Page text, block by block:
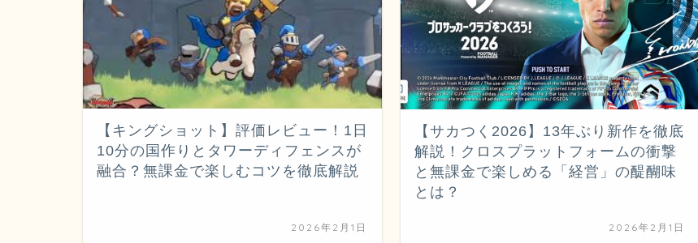
【キングショット】評価レビュー！1日
10分の国作りとタワーディフェンスが
融合？無課金で楽しむコツを徹底解説
2026年2月1日
【サカつく2026】13年ぶり新作を徹底
解説！クロスプラットフォームの衝撃
と無課金で楽しめる「経営」の醍醐味
とは？
2026年2月1日